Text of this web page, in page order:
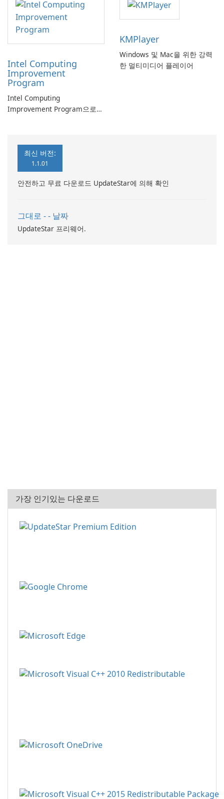
Intel Computing
Improvement
Program
Intel Computing
Improvement Program으로
KMPlayer
Windows 및 Mac을 위한 강력
한 멀티미디어 플레이어
최신 버전:
1.1.01
안전하고 무료 다운로드 UpdateStar에 의해 확인
그대로 - - 날짜
UpdateStar 프리웨어.
가장 인기있는 다운로드